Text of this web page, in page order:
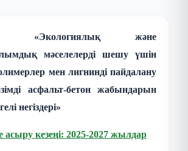
«Экологиялық және
мәселелерді шешу үшін
мен лигнинді пайдалану
асфальт-бетон жабындарын
негіздері»
асыру кезеңі: 2025-2027 жылдар